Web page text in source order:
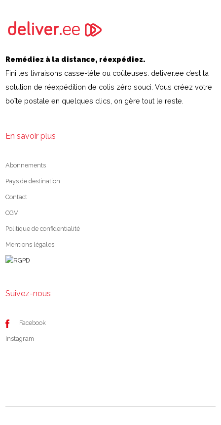
Remédiez à la distance, réexpédiez.
Fini les livraisons casse-tête ou coûteuses. deliver.ee c’est la
solution de réexpédition de colis zéro souci. Vous créez votre
boîte postale en quelques clics, on gère tout le reste.
En savoir plus
Abonnements
Pays de destination
Contact
CGV
Politique de confidentialité
Mentions légales
Suivez-nous
Facebook
Instagram